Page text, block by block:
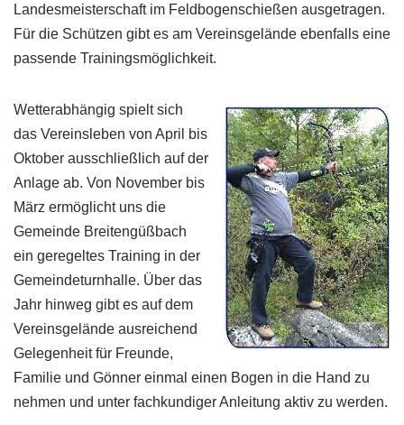
Landesmeisterschaft im Feldbogenschießen ausgetragen.
Für die Schützen gibt es am Vereinsgelände ebenfalls eine
passende Trainingsmöglichkeit.
Wetterabhängig spielt sich
das Vereinsleben von April bis
Oktober ausschließlich auf der
Anlage ab. Von November bis
März ermöglicht uns die
Gemeinde Breitengüßbach
ein geregeltes Training in der
Gemeindeturnhalle. Über das
Jahr hinweg gibt es auf dem
Vereinsgelände ausreichend
Gelegenheit für Freunde,
Familie und Gönner einmal einen Bogen in die Hand zu
nehmen und unter fachkundiger Anleitung aktiv zu werden.